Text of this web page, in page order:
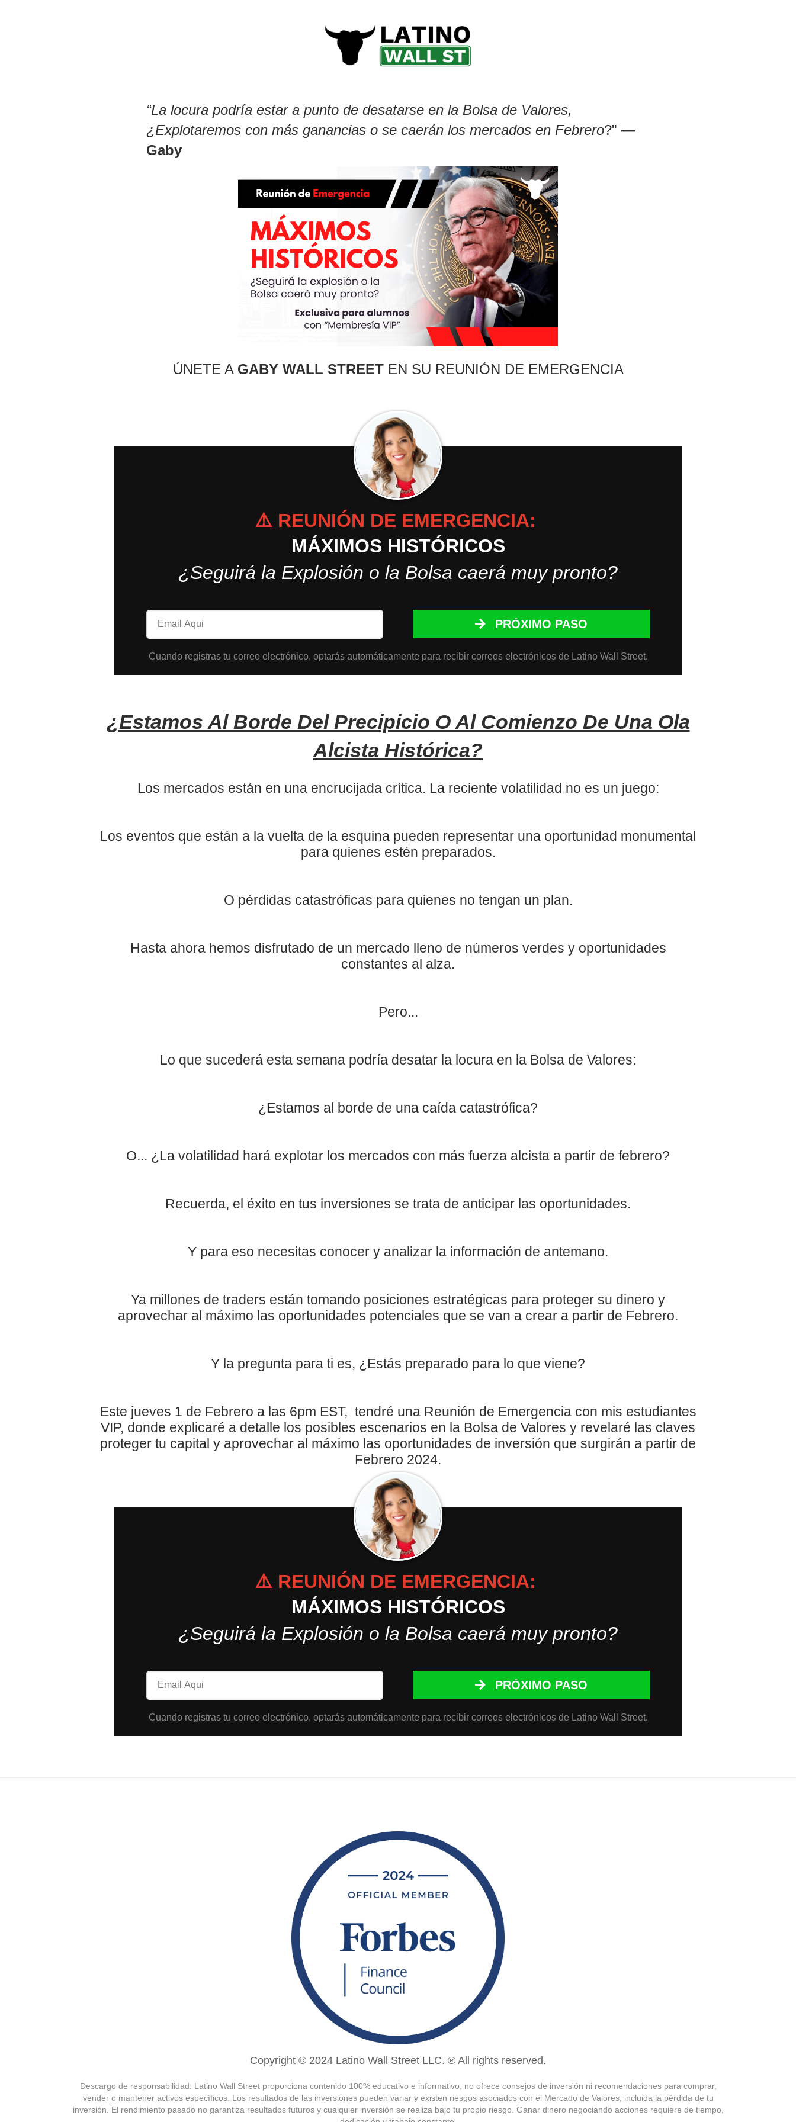
“La locura podría estar a punto de desatarse en la Bolsa de Valores,
¿Explotaremos con más ganancias o se caerán los mercados en Febrero?" —
Gaby
ÚNETE A GABY WALL STREETEN SU REUNIÓN DE EMERGENCIA
⚠️ REUNIÓN DE EMERGENCIA:
MÁXIMOS HISTÓRICOS
¿Seguirá la Explosión o la Bolsa caerá muy pronto?
PRÓXIMO PASO
Cuando registras tu correo electrónico, optarás automáticamente para recibir correos electrónicos de Latino Wall Street.
¿Estamos Al Borde Del Precipicio O Al Comienzo De Una Ola
Alcista Histórica?
Los mercados están en una encrucijada crítica. La reciente volatilidad no es un juego:
Los eventos que están a la vuelta de la esquina pueden representar una oportunidad monumental
para quienes estén preparados.
O pérdidas catastróficas para quienes no tengan un plan.
Hasta ahora hemos disfrutado de un mercado lleno de números verdes y oportunidades
constantes al alza.
Pero...
Lo que sucederá esta semana podría desatar la locura en la Bolsa de Valores:
¿Estamos al borde de una caída catastrófica?
O... ¿La volatilidad hará explotar los mercados con más fuerza alcista a partir de febrero?
Recuerda, el éxito en tus inversiones se trata de anticipar las oportunidades.
Y para eso necesitas conocer y analizar la información de antemano.
Ya millones de traders están tomando posiciones estratégicas para proteger su dinero y
aprovechar al máximo las oportunidades potenciales que se van a crear a partir de Febrero.
Y la pregunta para ti es, ¿Estás preparado para lo que viene?
Este jueves 1 de Febrero a las 6pm EST, tendré una Reunión de Emergencia con mis estudiantes
VIP, donde explicaré a detalle los posibles escenarios en la Bolsa de Valores y revelaré las claves
proteger tu capital y aprovechar al máximo las oportunidades de inversión que surgirán a partir de
Febrero 2024.
⚠️ REUNIÓN DE EMERGENCIA:
MÁXIMOS HISTÓRICOS
¿Seguirá la Explosión o la Bolsa caerá muy pronto?
PRÓXIMO PASO
Cuando registras tu correo electrónico, optarás automáticamente para recibir correos electrónicos de Latino Wall Street.
Copyright © 2024 Latino Wall Street LLC. ® All rights reserved.
Descargo de responsabilidad: Latino Wall Street proporciona contenido 100% educativo e informativo, no ofrece consejos de inversión ni recomendaciones para comprar,
vender o mantener activos específicos. Los resultados de las inversiones pueden variar y existen riesgos asociados con el Mercado de Valores, incluida la pérdida de tu
inversión. El rendimiento pasado no garantiza resultados futuros y cualquier inversión se realiza bajo tu propio riesgo. Ganar dinero negociando acciones requiere de tiempo,